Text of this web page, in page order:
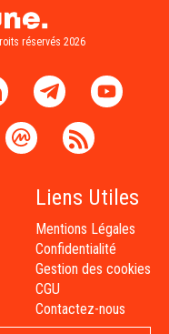
réservés 2026
Liens Utiles
Mentions Légales
Confidentialité
Gestion des cookies
CGU
Contactez-nous